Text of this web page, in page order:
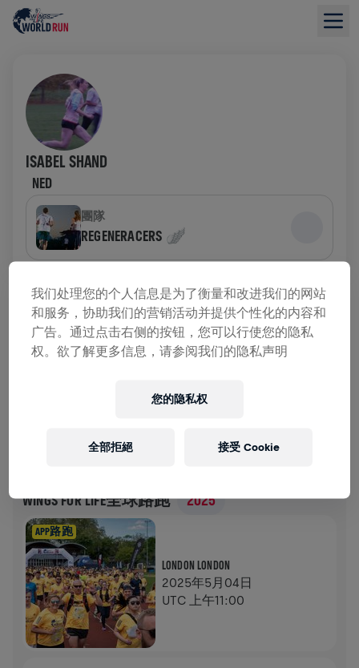
ISABEL SHAND
NED
團隊
REGENERACERS 🪽
募款概況
已募集 US$0.00 US$0.00 目標
用捐款支持改變！你的每一塊捐款都將貢獻於脊髓研
WINGS FOR LIFE全球路跑 2025
APP路跑
LONDON LONDON
2025年5月04日
UTC 上午11:00
我们处理您的个人信息是为了衡量和改进我们的网站
和服务，协助我们的营销活动并提供个性化的内容和
广告。通过点击右侧的按钮，您可以行使您的隐私
权。欲了解更多信息，请参阅我们的隐私声明
您的隐私权
全部拒絕 接受 Cookie